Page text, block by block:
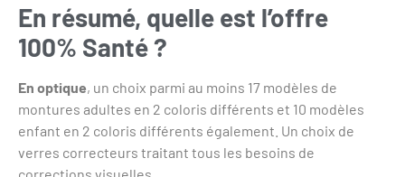
En résumé, quelle est l’offre
100% Santé ?
En optique, un choix parmi au moins 17 modèles de
montures adultes en 2 coloris différents et 10 modèles
enfant en 2 coloris différents également. Un choix de
verres correcteurs traitant tous les besoins de
corrections visuelles.